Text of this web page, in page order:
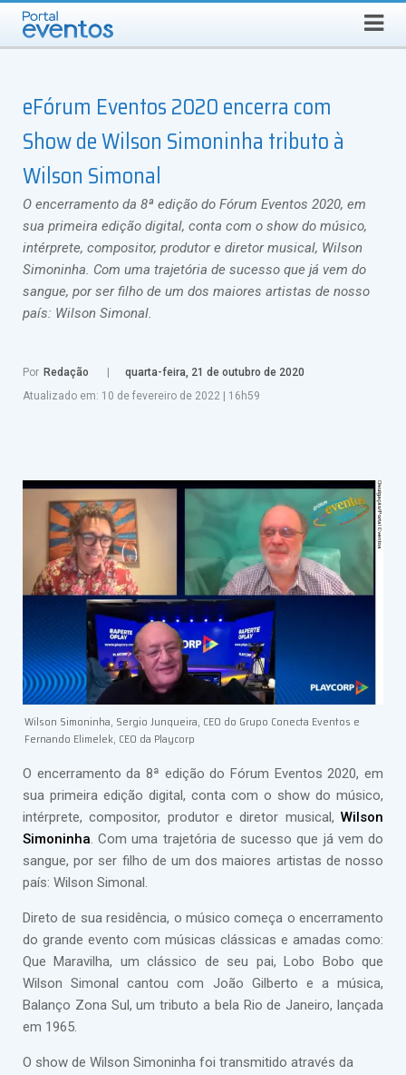
SÁBADO, 8 DE AGOSTO DE 2026 Busca
eFórum Eventos 2020 encerra com
Show de Wilson Simoninha tributo à
Wilson Simonal
O encerramento da 8ª edição do Fórum Eventos 2020, em
sua primeira edição digital, conta com o show do músico,
intérprete, compositor, produtor e diretor musical, Wilson
Simoninha. Com uma trajetória de sucesso que já vem do
sangue, por ser filho de um dos maiores artistas de nosso
país: Wilson Simonal.
Por Redação
quarta-feira, 21 de outubro de 2020
Atualizado em: 10 de fevereiro de 2022 16h59
Wilson Simoninha, Sergio Junqueira, CEO do Grupo Conecta Eventos e
Fernando Elimelek, CEO da Playcorp
O encerramento da 8ª edição do Fórum Eventos 2020, em
sua primeira edição digital, conta com o show do músico,
intérprete, compositor, produtor e diretor musical, Wilson
Simoninha. Com uma trajetória de sucesso que já vem do
sangue, por ser filho de um dos maiores artistas de nosso
país: Wilson Simonal.
Direto de sua residência, o músico começa o encerramento
do grande evento com músicas clássicas e amadas como:
Que Maravilha, um clássico de seu pai, Lobo Bobo que
Wilson Simonal cantou com João Gilberto e a música,
Balanço Zona Sul, um tributo a bela Rio de Janeiro, lançada
em 1965.
O show de Wilson Simoninha foi transmitido através da